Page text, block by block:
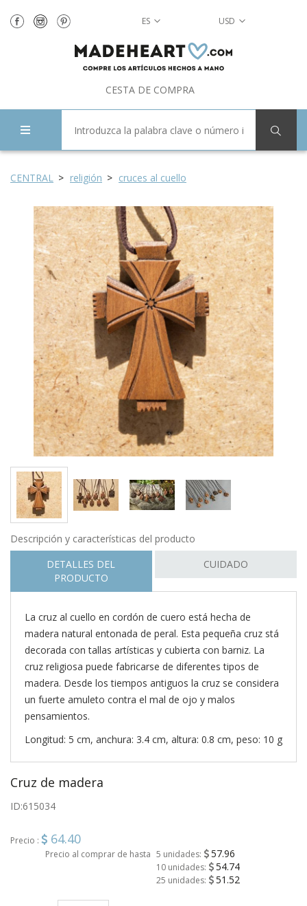
ES USD
CESTA DE COMPRA
CENTRAL religión cruces al cuello
Descripción y características del producto
DETALLES DEL
PRODUCTO
CUIDADO
La cruz al cuello en cordón de cuero está hecha de
madera natural entonada de peral. Esta pequeña cruz stá
decorada con tallas artísticas y cubierta con barniz. La
cruz religiosa puede fabricarse de diferentes tipos de
madera. Desde los tiempos antiguos la cruz se considera
un fuerte amuleto contra el mal de ojo y malos
pensamientos.
Longitud: 5 cm, anchura: 3.4 cm, altura: 0.8 cm, peso: 10 g
Cruz de madera
ID:615034
Precio : 64.40
Precio al comprar de hasta 5 unidades: 57.96
10 unidades: 54.74
25 unidades: 51.52